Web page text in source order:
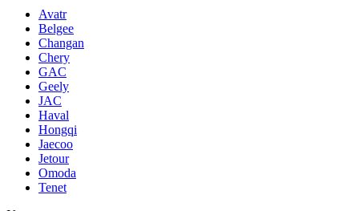
Avatr
Belgee
Changan
Chery
GAC
Geely
JAC
Haval
Hongqi
Jaecoo
Jetour
Omoda
Tenet